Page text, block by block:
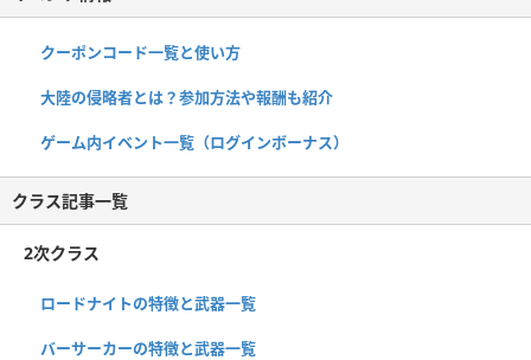
クーポンコード一覧と使い方
大陸の侵略者とは？参加方法や報酬も紹介
ゲーム内イベント一覧（ログインボーナス）
クラス記事一覧
2次クラス
ロードナイトの特徴と武器一覧
バーサーカーの特徴と武器一覧